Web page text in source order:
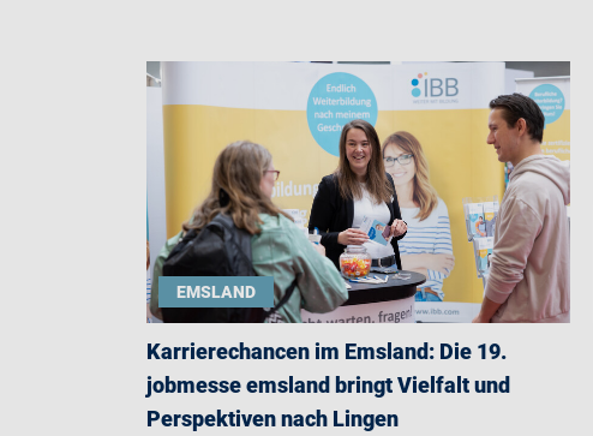
EMSLAND
Karrierechancen im Emsland: Die 19.
jobmesse emsland bringt Vielfalt und
Perspektiven nach Lingen